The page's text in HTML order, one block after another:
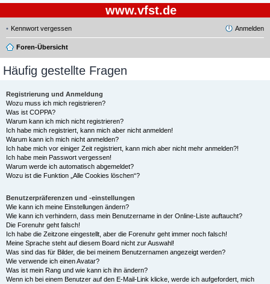
www.vfst.de
Kennwort vergessen Anmelden
Foren-Übersicht
Häufig gestellte Fragen
Registrierung und Anmeldung
Wozu muss ich mich registrieren?
Was ist COPPA?
Warum kann ich mich nicht registrieren?
Ich habe mich registriert, kann mich aber nicht anmelden!
Warum kann ich mich nicht anmelden?
Ich habe mich vor einiger Zeit registriert, kann mich aber nicht mehr anmelden?!
Ich habe mein Passwort vergessen!
Warum werde ich automatisch abgemeldet?
Wozu ist die Funktion „Alle Cookies löschen“?
Benutzerpräferenzen und -einstellungen
Wie kann ich meine Einstellungen ändern?
Wie kann ich verhindern, dass mein Benutzername in der Online-Liste auftaucht?
Die Forenuhr geht falsch!
Ich habe die Zeitzone eingestellt, aber die Forenuhr geht immer noch falsch!
Meine Sprache steht auf diesem Board nicht zur Auswahl!
Was sind das für Bilder, die bei meinem Benutzernamen angezeigt werden?
Wie verwende ich einen Avatar?
Was ist mein Rang und wie kann ich ihn ändern?
Wenn ich bei einem Benutzer auf den E-Mail-Link klicke, werde ich aufgefordert, mich